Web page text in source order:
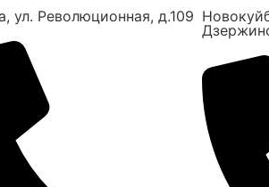
ул. Революционная, д.109